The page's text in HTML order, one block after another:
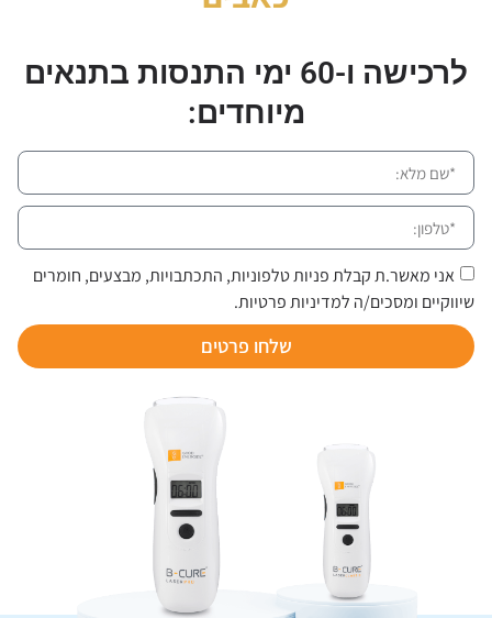
לרכישה ו-60 ימי התנסות בתנאים
מיוחדים:
אני מאשר.ת קבלת פניות טלפוניות, התכתבויות, מבצעים, חומרים
שיווקיים ומסכים/ה למדיניות פרטיות.
שלחו פרטים